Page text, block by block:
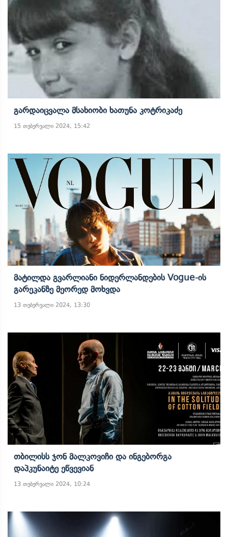
Გარდაიცვალა Მსახიობი Ხათუნა Კოტრიკაძე
15 თებერვალი 2024, 15:42
Მატილდა Გვარლიანი Ნიდერლანდების Vogue-Ის
Გარეკანზე Მეორედ Მოხვდა
13 თებერვალი 2024, 13:30
Თბილისს Ჯონ Მალკოვიჩი Და Ინგებორგა
Დაპკუნაიტე Ეწვევიან
13 თებერვალი 2024, 10:24